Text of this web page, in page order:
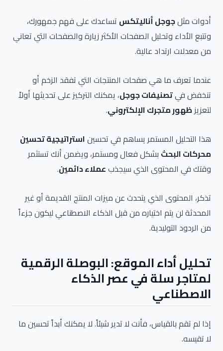
أدوات مثلجوجل أناليتكس تساعدك على فهم جمهورك،
وتتبع الأداء وتحليل الصفحات الأكثر زيارة والصفحات التي تعاني
من معدلات ارتداد عالية.
عندما تعرف ما هي صفحات المنتجات التي تفقد الزخم أو
تنخفض فيتصنيفات جوجل، يمكنك التركيز على تحديثها أولاً
لتعزيزظهور متجرك الإلكتروني.
هذا التحليل المستمر يساهم في تحسيناستراتيجية تحسين
محركات البحث بشكل فعال ومستمر، ويضمن أنك تستثمر
وقتك في المحتوى الذي سيجذبعملاء دائمين.
تذكر، المحتوى الذي يتحدث عن ميزات المنتج القديمة أو غير
المحدثة لن يتم اختياره من قبل الذكاء الاصطناعي ليكون جزءاً
من الردود التوليدية.
تحليل أداء الموقع: البوصلة الرقمية
لمتاجر سلة في عصر الذكاء
الاصطناعي
إذا لم تقم بالقياس، فأنت لا تدير شيئاً. لا يمكنك أبداً تحسين ما
لا تقيسه.